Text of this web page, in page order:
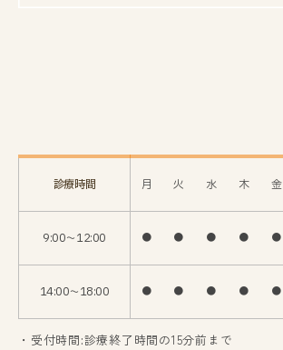
診療時間 月 火 水 木 金
9:00〜12:00 ● ● ● ● ●
14:00〜18:00 ● ● ● ● ●
・受付時間:診療終了時間の15分前まで